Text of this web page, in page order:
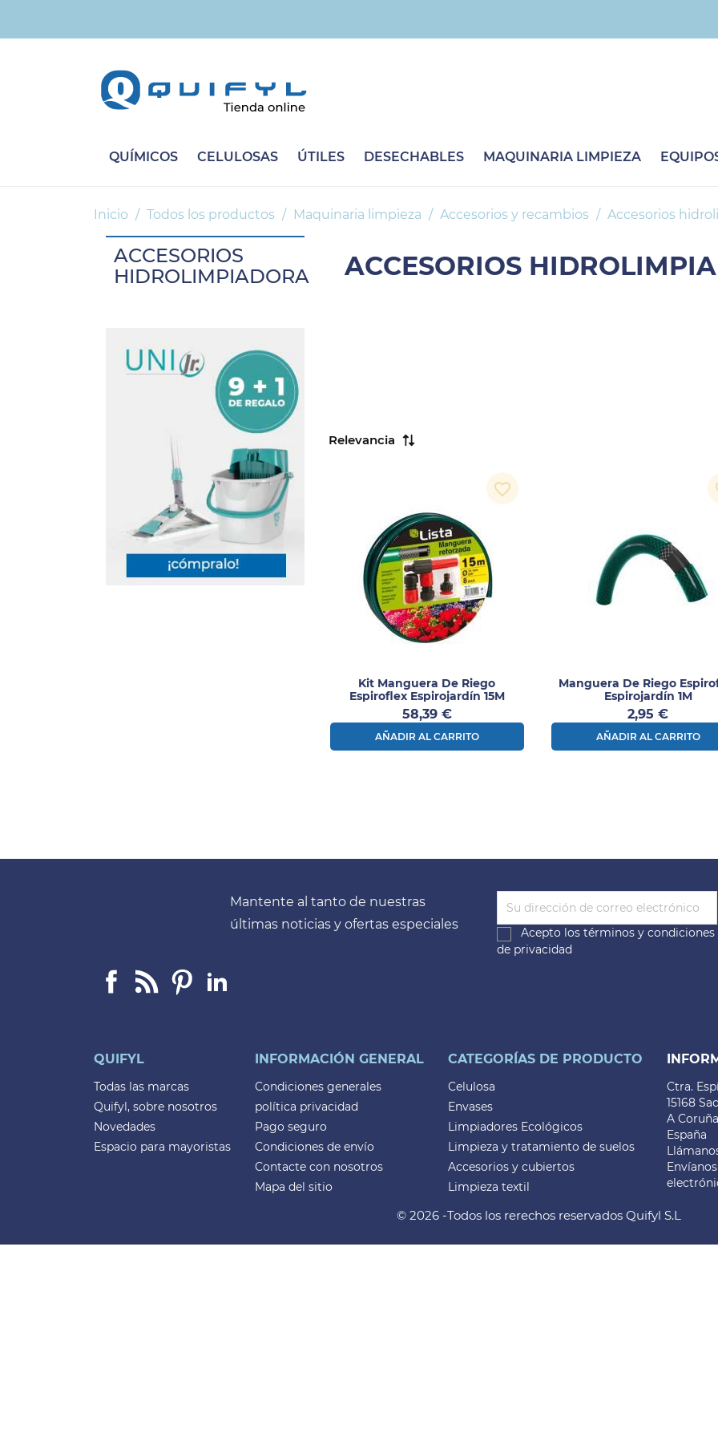
QUÍMICOS CELULOSAS ÚTILES DESECHABLES MAQUINARIA LIMPIEZA
Inicio Todos los productos Maquinaria limpieza Accesorios y recambios Accesorios
ACCESORIOS
HIDROLIMPIADORA
ACCESORIOS
Relevancia
Kit Manguera De Riego
Espiroflex Espirojardín 15M
Precio
58,39 €
AÑADIR AL CARRITO
favorite_border
Manguera De Riego
Espirojardín 1M
Precio
2,95 €
AÑADIR AL CARRITO
Mantente al tanto de nuestras
últimas noticias y ofertas especiales
Acepto lostérminos y condiciones
de privacidad
FacebookLinkedinPinterest
QUIFYL
Todas las marcas
Quifyl, sobre nosotros
Novedades
Espacio para mayoristas
INFORMACIÓN GENERAL
Condiciones generales
política privacidad
Pago seguro
Condiciones de envío
Contacte con nosotros
Mapa del sitio
CATEGORÍAS DE PRODUCTO
Celulosa
Envases
Limpiadores Ecológicos
Limpieza y tratamiento de suelos
Accesorios y cubiertos
Limpieza textil
Ctra.
15168
A Coruña
España
© 2026 -Todos los rerechos reservados Quifyl S.L